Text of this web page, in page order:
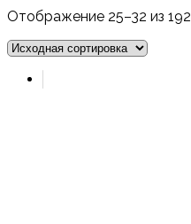
Отображение 25–32 из 192